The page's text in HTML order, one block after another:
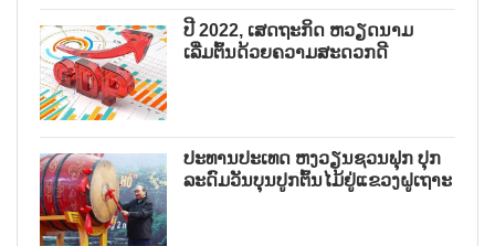
ປີ 2022, ເສດຖະກິດ ຫວຽດນາມ
ເລີ່ມຕົ້ນດ້ວຍຄວາມສະດວກດີ
ປະທານປະເທດ ຫງວຽນຊວນຟຸກ ປຸກ
ລະດົມວັນບຸນປູກຕົ້ນໄມ້ຢູ່ແຂວງຝູເຖາະ